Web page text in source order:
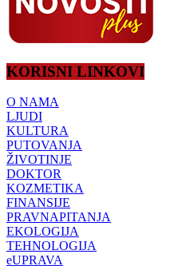
KORISNI LINKOVI
O NAMA
LJUDI
KULTURA
PUTOVANJA
ŽIVOTINJE
DOKTOR
KOZMETIKA
FINANSIJE
PRAVNAPITANJA
EKOLOGIJA
TEHNOLOGIJA
eUPRAVA